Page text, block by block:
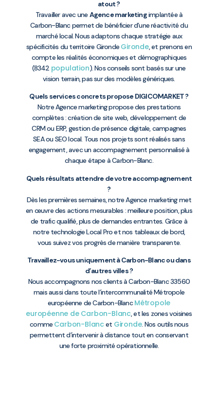
atout ?
Travailler avec une Agence marketingimplantée à
Carbon-Blanc permet de bénéficier d’une réactivité du
marché local. Nous adaptons chaque stratégie aux
spécificités du territoire Gironde Gironde, et prenons en
compte les réalités économiques et démographiques
(8342 population). Nos conseils sont basés sur une
vision terrain, pas sur des modèles génériques.
Quels services concrets propose DIGICOMARKET ?
Notre Agence marketing propose des prestations
complètes : création de site web, développement de
CRM ou ERP, gestion de présence digitale, campagnes
SEA ou SEO local. Tous nos projets sont réalisés sans
engagement, avec un accompagnement personnalisé à
chaque étape à Carbon-Blanc.
Quels résultats attendre de votre accompagnement
?
Dès les premières semaines, notre Agence marketing met
en œuvre des actions mesurables : meilleure position, plus
de trafic qualifié, plus de demandes entrantes. Grâce à
notre technologie Local Pro et nos tableaux de bord,
vous suivez vos progrès de manière transparente.
Travaillez-vous uniquement à Carbon-Blanc ou dans
d’autres villes ?
Nous accompagnons nos clients à Carbon-Blanc 33560
mais aussi dans toute l’intercommunalité Métropole
européenne de Carbon-BlancMétropole
européenne de Carbon-Blanc, et les zones voisines
comme Carbon-Blanc et Gironde. Nos outils nous
permettent d’intervenir à distance tout en conservant
une forte proximité opérationnelle.